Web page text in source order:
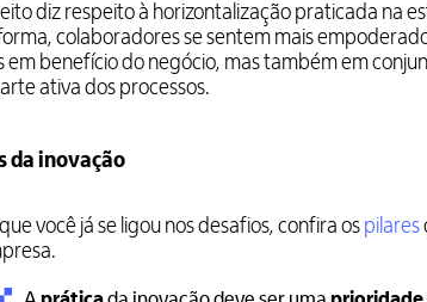
diz respeito à horizontalização praticada na
colaboradores se sentem mais
em benefício do negócio, mas também em
ativa dos processos.
da inovação
você já se ligou nos desafios, confira os pilares